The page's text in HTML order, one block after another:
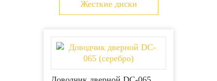
Оплата картой онлайн через сайт
Оплата по счету для юридических лиц
Банковский перевод на карту
Жесткие диски